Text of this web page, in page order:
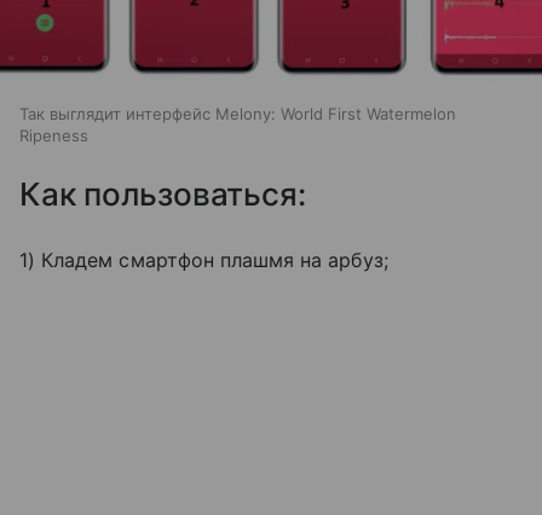
Так выглядит интерфейс Melony: World First Watermelon
Ripeness
Как пользоваться:
1) Кладем смартфон плашмя на арбуз;